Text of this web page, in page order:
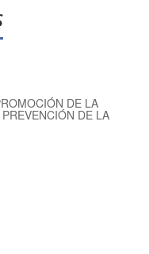
DE LA
DE LA